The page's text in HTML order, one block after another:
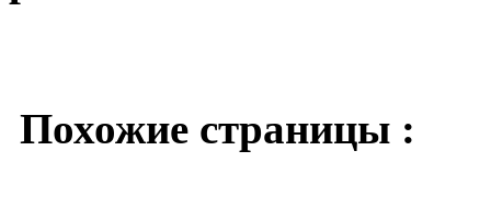
Похожие страницы :